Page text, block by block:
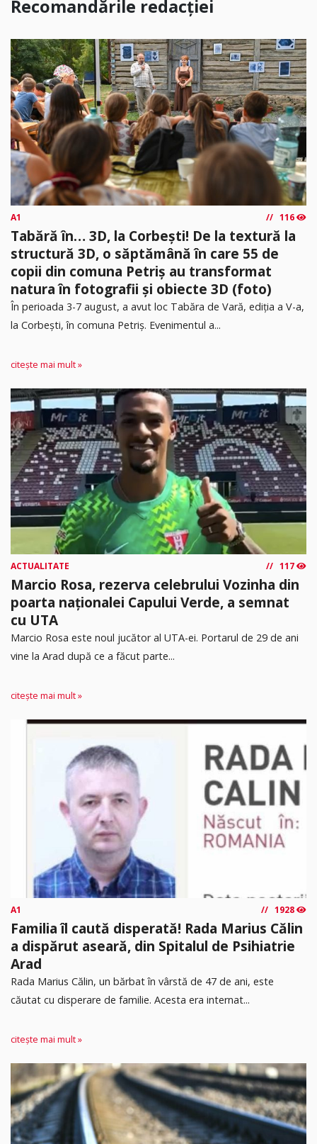
Recomandările redacției
A1 116
Tabără în… 3D, la Corbești! De la textură la
structură 3D, o săptămână în care 55 de
copii din comuna Petriș au transformat
natura în fotografii și obiecte 3D (foto)
În perioada 3-7 august, a avut loc Tabăra de Vară, ediția a V-a,
la Corbești, în comuna Petriș. Evenimentul a...
citește mai mult »
ACTUALITATE 117
Marcio Rosa, rezerva celebrului Vozinha din
poarta naționalei Capului Verde, a semnat
cu UTA
Marcio Rosa este noul jucător al UTA-ei. Portarul de 29 de ani
vine la Arad după ce a făcut parte...
citește mai mult »
A1 1928
Familia îl caută disperată! Rada Marius Călin
a dispărut aseară, din Spitalul de Psihiatrie
Arad
Rada Marius Călin, un bărbat în vârstă de 47 de ani, este
căutat cu disperare de familie. Acesta era internat...
citește mai mult »